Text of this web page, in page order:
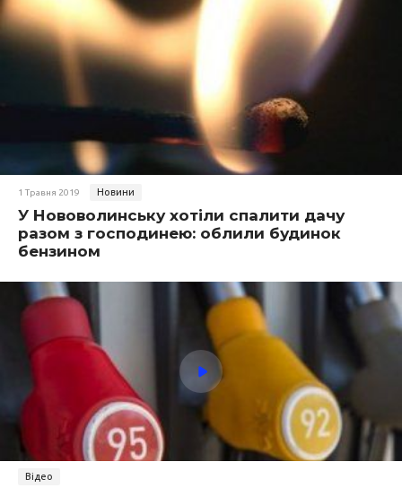
1 Травня 2019 Новини
У Нововолинську хотіли спалити дачу
разом з господинею: облили будинок
бензином
Відео